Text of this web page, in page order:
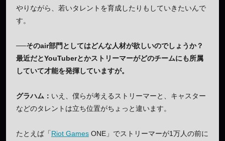
やりながら、若いタレントを育成したりもしていきたいんで
す。
──そのair部門としてはどんな人材が欲しいのでしょうか？
最近だとYouTuberとかストリーマーがどのチームにも所属
していて才能を発揮していますが。
グラハム： いえ、僕らが考えるストリーマーと、キャスター
などのタレントは立ち位置がちょっと違います。
たとえば「Riot Games ONE」でストリーマーが1万人の前に